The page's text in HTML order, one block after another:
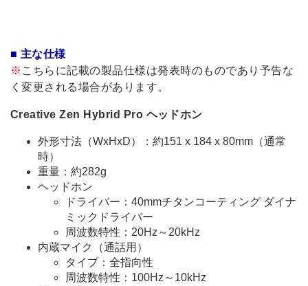
■ 主な仕様
※ こちらに記載の製品仕様は発表時のものであり予告な
く変更される場合があります。
Creative Zen Hybrid Pro ヘッドホン
外形寸法（WxHxD）：約151 x 184 x 80mm（通常
時）
重量：約282g
ヘッドホン
ドライバー：40mmチタンコーティング ダイナ
ミックドライバー
周波数特性：20Hz～20kHz
内蔵マイク（通話用）
タイプ：全指向性
周波数特性：100Hz～10kHz